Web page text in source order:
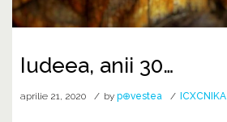
Iudeea, anii 30…
aprilie 21, 2020 by p⊕vestea ICXCNIKA